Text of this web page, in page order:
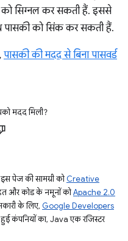
सिग्नल कर सकती हैं. इससे
पासकी को सिंक कर सकती हैं.
पासकी की मदद से बिना पासवर्ड
मदद मिली?
पेज की सामग्री कोCreative
और कोड के नमूनों कोApache 2.0
के लिए, Google Developers
कंपनियों का, Java एक रजिस्टर